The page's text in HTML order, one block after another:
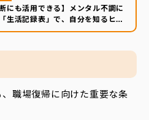
断にも活用できる】メンタル不調に
生活記録表」で、自分を知るヒン
よう
職場復帰に向けた重要な条